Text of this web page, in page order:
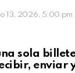
13, 2026, 5:00 pm
Safe For Work
to view this post
sola
enviar